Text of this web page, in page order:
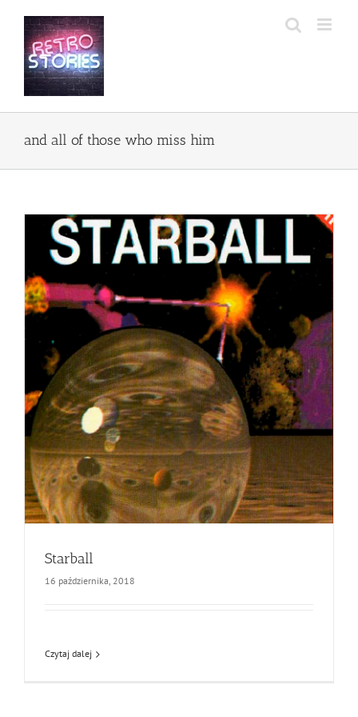
zawartości
and all of those who miss him
Starball
16 października, 2018
Czytaj dalej